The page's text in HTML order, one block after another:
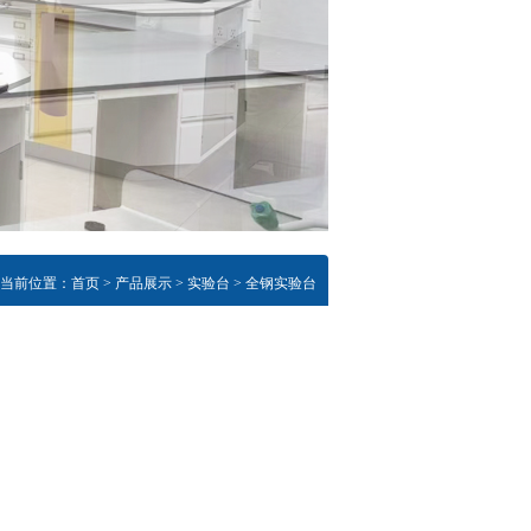
当前位置： 首页 > 产品展示 > 实验台 > 全钢实验台